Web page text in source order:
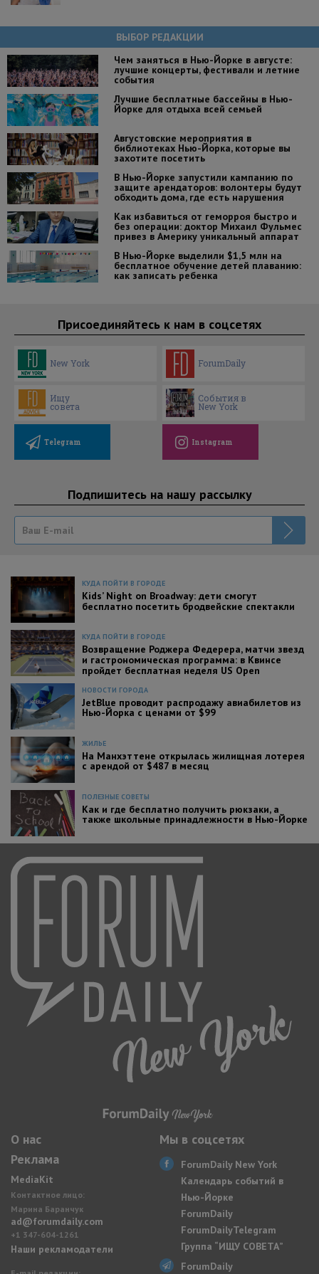
ВЫБОР РЕДАКЦИИ
Чем заняться в Нью-Йорке в августе:
лучшие концерты, фестивали и летние
события
Лучшие бесплатные бассейны в Нью-
Йорке для отдыха всей семьей
Августовские мероприятия в
библиотеках Нью-Йорка, которые вы
захотите посетить
В Нью-Йорке запустили кампанию по
защите арендаторов: волонтеры будут
обходить дома, где есть нарушения
Как избавиться от геморроя быстро и
без операции: доктор Михаил Фульмес
привез в Америку уникальный аппарат
В Нью-Йорке выделили $1,5 млн на
бесплатное обучение детей плаванию:
как записать ребенка
Присоединяйтесь к нам в соцсетях
New York ForumDaily
Ищу
совета
События в
New York
Telegram Instagram
Подпишитесь на нашу рассылку
КУДА ПОЙТИ В ГОРОДЕ
Kids’ Night on Broadway: дети смогут
бесплатно посетить бродвейские спектакли
КУДА ПОЙТИ В ГОРОДЕ
Возвращение Роджера Федерера, матчи звезд
и гастрономическая программа: в Квинсе
пройдет бесплатная неделя US Open
ЖИЛЬЕ
На Манхэттене открылась жилищная лотерея
с арендой от $487 в месяц
НОВОСТИ ГОРОДА
JetBlue проводит распродажу авиабилетов из
Нью-Йорка с ценами от $99
ПОЛЕЗНЫЕ СОВЕТЫ
Как и где бесплатно получить рюкзаки, а
также школьные принадлежности в Нью-Йорке
О нас
Реклама
MediaKit
Контактное лицо:
Марина Баранчук
ad@forumdaily.com
+1 347-604-1261
Наши рекламодатели
Мы в соцсетях
ForumDaily New York
Календарь событий в
Нью-Йорке
ForumDaily
ForumDailyTelegram
Группа “ИЩУ СОВЕТА”
ForumDaily